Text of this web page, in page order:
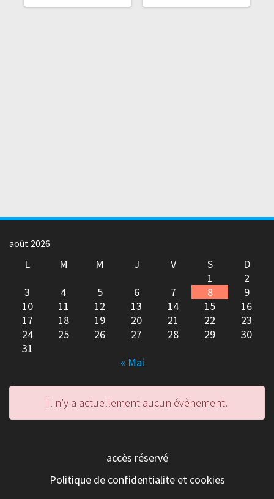
août 2026
L M M J V S
D
1
2
3
4 5 6 7 8
9
10
11 12 13 14 15
16
17
18 19 20 21 22
23
24
25 26 27 28 29
30
31
« Mai
Il n’y a actuellement aucun évènement.
accès réservé
Politique de confidentialite et cookies